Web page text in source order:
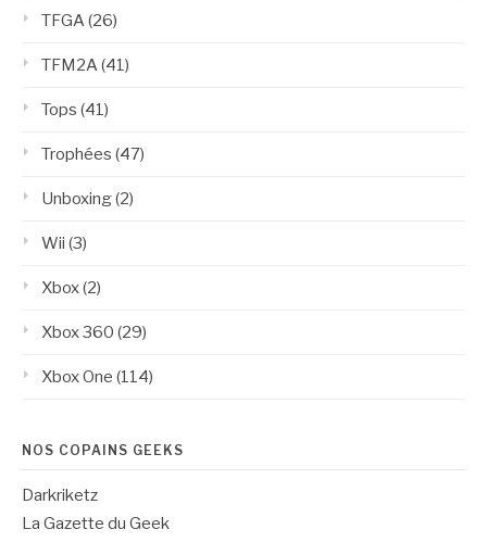
TFGA(26)
TFM2A(41)
Tops (41)
Trophées (47)
Unboxing(2)
Wii (3)
Xbox(2)
Xbox 360 (29)
Xbox One (114)
NOS COPAINS GEEKS
Darkriketz
La Gazette du Geek